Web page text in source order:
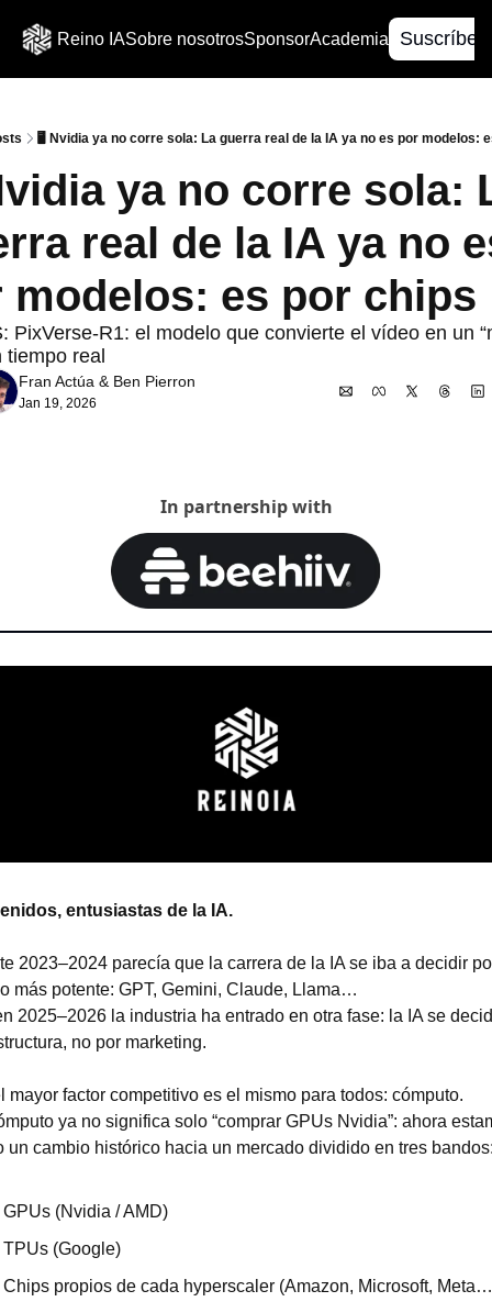
Reino IASobre nosotrosSponsorAcademia
🖥️ Nvidia ya no corre sola: La guerra real de la IA ya no es por modelos:
ya no corre sola:
real de la IA ya no
modelos: es por chips
PixVerse-R1: el modelo que convierte el vídeo en un
tiempo real
Fran Actúa & Ben Pierron
Jan 19, 2026
In partnership with
entusiastas de la IA.
2023–2024 parecía que la carrera de la IA se iba a decidir
más potente: GPT, Gemini, Claude, Llama…
2025–2026 la industria ha entrado en otra fase: la IA se
no por marketing.
mayor factor competitivo es el mismo para todos: cómputo.
ya no significa solo “comprar GPUs Nvidia”: ahora
un cambio histórico hacia un mercado dividido en tres
GPUs (Nvidia / AMD)
TPUs (Google)
Chips propios de cada hyperscaler (Amazon, Microsoft,